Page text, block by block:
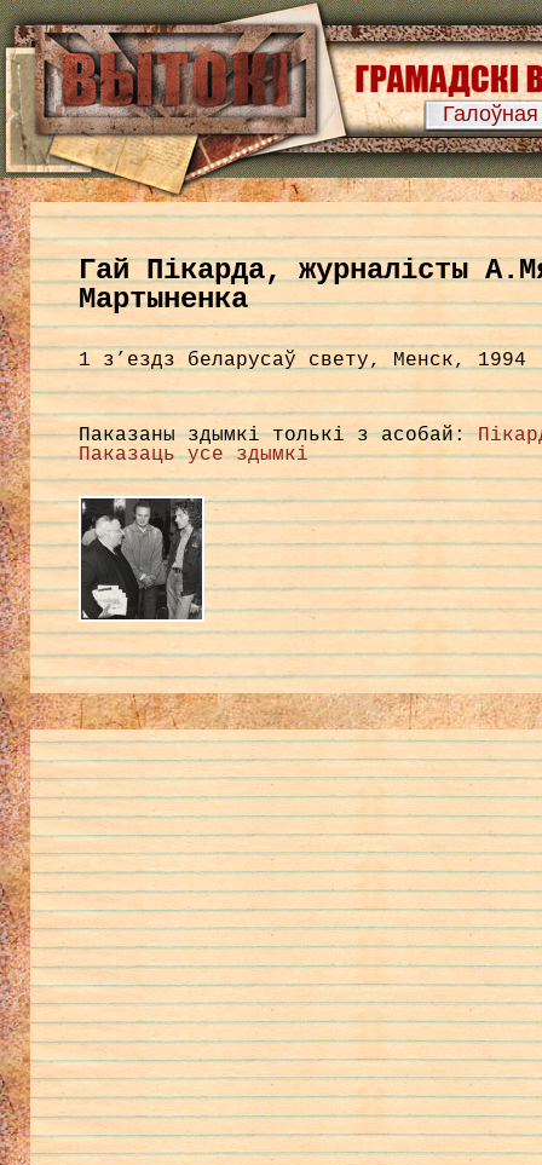
Галоўная
Гай Пікарда, журналісты
Мартыненка
1 з’ездз беларусаў свету, Менск, 1994
Паказаны здымкі толькі з асобай:
Паказаць усе здымкі